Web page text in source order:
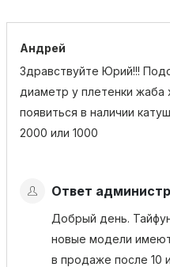
Андрей
Здравствуйте Юрий!!!
диаметр у плетенки жаба
появиться в наличии
2000 или 1000
Ответ
Добрый день.
новые модели
в продаже после 10